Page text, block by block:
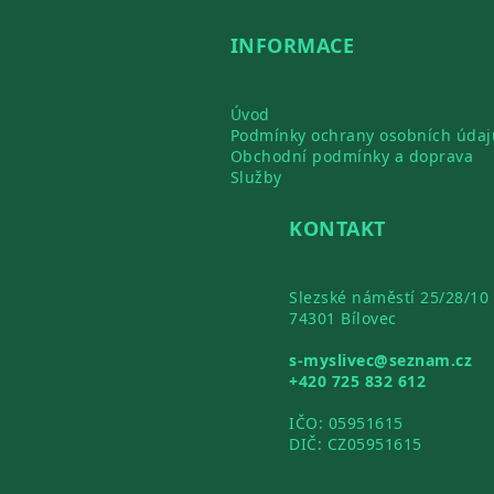
INFORMACE
Úvod
Podmínky ochrany osobních
Obchodní podmínky a doprava
Služby
KONTAKT
Slezské náměstí 25/28/10
74301 Bílovec
s-myslivec@seznam.cz
+420 725 832 612
IČO: 05951615
DIČ: CZ05951615